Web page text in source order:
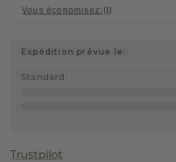
Vous économisez:
Expédition prévue le:
Standard :
Trustpilot